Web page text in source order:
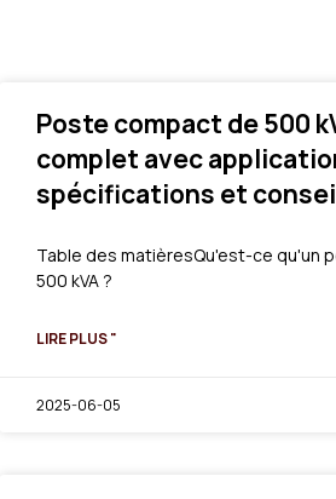
Poste compact de 500
complet avec
spécifications et
Table des matièresQu'est-ce qu'un
500 kVA ?
LIRE PLUS "
2025-06-05